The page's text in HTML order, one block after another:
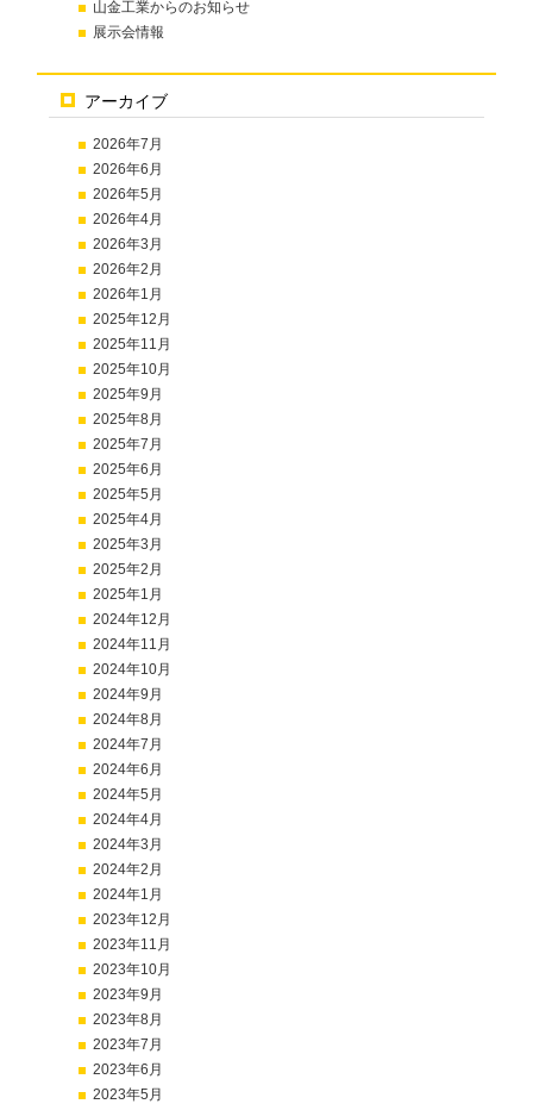
山金工業からのお知らせ
展示会情報
アーカイブ
2026年7月
2026年6月
2026年5月
2026年4月
2026年3月
2026年2月
2026年1月
2025年12月
2025年11月
2025年10月
2025年9月
2025年8月
2025年7月
2025年6月
2025年5月
2025年4月
2025年3月
2025年2月
2025年1月
2024年12月
2024年11月
2024年10月
2024年9月
2024年8月
2024年7月
2024年6月
2024年5月
2024年4月
2024年3月
2024年2月
2024年1月
2023年12月
2023年11月
2023年10月
2023年9月
2023年8月
2023年7月
2023年6月
2023年5月